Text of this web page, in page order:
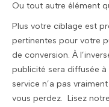
Ou tout autre élément
Plus votre ciblage est
pertinentes pour votre
de conversion. À
publicité sera diffusée
service n’a pas
vous perdez. Lisez